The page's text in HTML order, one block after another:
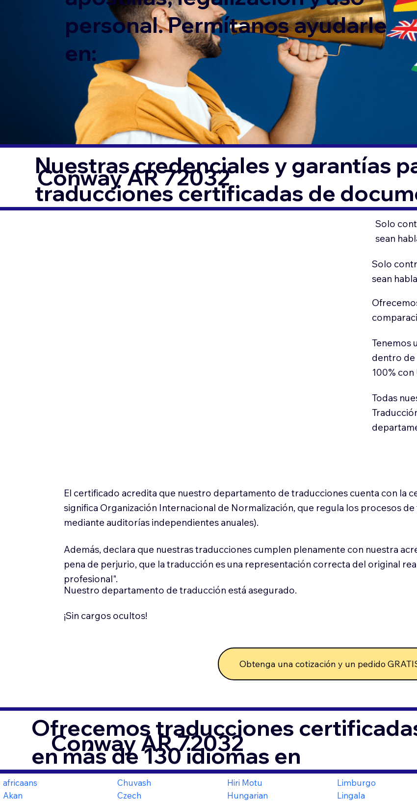
personal. Permítanos ayudarle
en:
Nuestras credenciales y garantías
traducciones certificadas de
Conway AR 72032
Solo
sean
Solo
sean
Tenemos
dentro de
100% con
Todas
El certificado acredita que nuestro departamento de traducciones cuenta con la
significa Organización Internacional de Normalización, que regula los procesos
mediante auditorías independientes anuales).
Además, declara que nuestras traducciones cumplen plenamente con nuestra
pena de perjurio, que la traducción es una representación correcta del original
profesional".
Nuestro departamento de traducción está asegurado.
¡Sin cargos ocultos!
Obtenga una cotización y un pedido
Ofrecemos traducciones
en más de 130 idiomas en
Conway AR 72032
africaans
Akan
Chuvash
Czech
Hiri Motu
Hungarian
Limburgo
Lingala